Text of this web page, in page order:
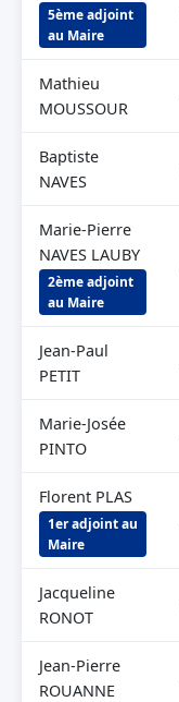
5ème adjoint
au Maire
Mathieu
MOUSSOUR
Baptiste
NAVES
Marie-Pierre
NAVES LAUBY
2ème adjoint
au Maire
Jean-Paul
PETIT
Marie-Josée
PINTO
Florent PLAS
1er adjoint au
Maire
Jacqueline
RONOT
Jean-Pierre
ROUANNE